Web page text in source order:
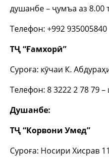
душанбе – ҷумъа аз 8.00
Телефон: +992 935005840
ТҶ “Ғамхорӣ”
Суроға: кӯчаи К.
Телефон: 8 3222 2 78 79
Душанбе:
ТҶ “Корвони Умед”
Суроға: Носири Хисрав 11